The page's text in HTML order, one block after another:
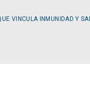
VINCULA INMUNIDAD Y